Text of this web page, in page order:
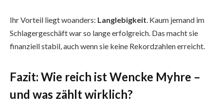
Ihr Vorteil liegt woanders: Langlebigkeit. Kaum jemand im
Schlagergeschäft war so lange erfolgreich. Das macht sie
finanziell stabil, auch wenn sie keine Rekordzahlen erreicht.
Fazit: Wie reich ist Wencke Myhre –
und was zählt wirklich?